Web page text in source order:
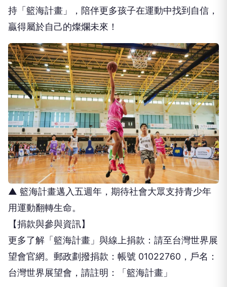
贏得屬於自己的燦爛未來！
▲ 籃海計畫邁入五週年，期待社會大眾支持青少年
用運動翻轉生命。
【捐款與參與資訊】
更多了解「籃海計畫」與線上捐款：請至台灣世界展
望會官網。郵政劃撥捐款：帳號 01022760，戶名：
台灣世界展望會，請註明：「籃海計畫」
（照片台灣世界展望會提供）